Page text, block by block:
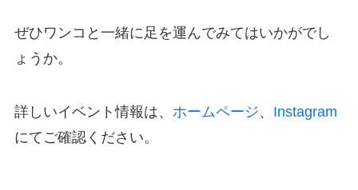
ぜひワンコと一緒に足を運んでみてはいかがでし
ょうか。
詳しいイベント情報は、 ホームページ、 Instagram
にてご確認ください。